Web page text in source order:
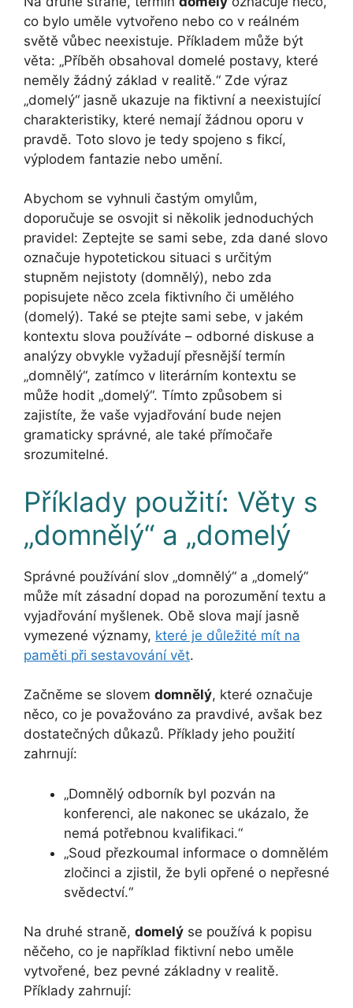
co bylo uměle vytvořeno nebo co v reálném
světě vůbec neexistuje. Příkladem může být
věta: „Příběh obsahoval domelé postavy, které
neměly žádný základ v realitě.“ Zde výraz
„domelý“ jasně ukazuje na fiktivní a neexistující
charakteristiky, které nemají žádnou oporu v
pravdě. Toto slovo je tedy spojeno s fikcí,
výplodem fantazie nebo umění.
Abychom se vyhnuli častým omylům,
doporučuje se osvojit si několik jednoduchých
pravidel: Zeptejte se sami sebe, zda dané slovo
označuje hypotetickou situaci s určitým
stupněm nejistoty (domnělý), nebo zda
popisujete něco zcela fiktivního či umělého
(domelý). Také se ptejte sami sebe, v jakém
kontextu slova používáte – odborné diskuse a
analýzy obvykle vyžadují přesnější termín
„domnělý“, zatímco v literárním kontextu se
může hodit „domelý“. Tímto způsobem si
zajistíte, že vaše vyjadřování bude nejen
gramaticky správné, ale také přímočaře
srozumitelné.
Příklady použití: Věty s
„domnělý“ a „domelý
Správné používání slov „domnělý“ a „domelý“
může mít zásadní dopad na porozumění textu a
vyjadřování myšlenek. Obě slova mají jasně
vymezené významy, které je důležité mít na
paměti při sestavování vět.
Začněme se slovem domnělý, které označuje
něco, co je považováno za pravdivé, avšak bez
dostatečných důkazů. Příklady jeho použití
zahrnují:
„Domnělý odborník byl pozván na
konferenci, ale nakonec se ukázalo, že
nemá potřebnou kvalifikaci.“
„Soud přezkoumal informace o domnělém
zločinci a zjistil, že byli opřené o nepřesné
svědectví.“
Na druhé straně, domelý se používá k popisu
něčeho, co je například fiktivní nebo uměle
vytvořené, bez pevné základny v realitě.
Příklady zahrnují: